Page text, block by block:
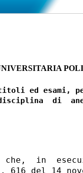
titoli ed esami,
di
che,  in
616 del 14